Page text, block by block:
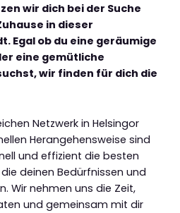
wir dich bei der Suche
in dieser
Egal ob du eine geräumige
eine gemütliche
wir finden für dich die
Netzwerk in Helsingor
Herangehensweise sind
und effizient die besten
deinen Bedürfnissen und
Wir nehmen uns die Zeit,
und gemeinsam mit dir